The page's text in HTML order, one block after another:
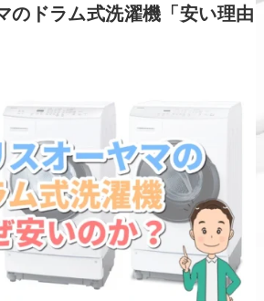
のドラム式洗濯機「安い理由